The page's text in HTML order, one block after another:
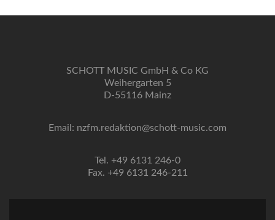
SCHOTT MUSIC GmbH & Co KG
Weihergarten 5
D-55116 Mainz
Email: nzfm.redaktion@schott-music.com
Tel. +49 6131 246-0
Fax. +49 6131 246-211